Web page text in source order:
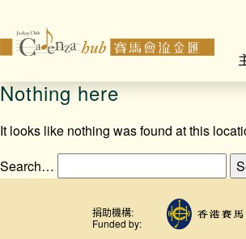
Nothing here
It looks like nothing was found at this
Search…
捐助機構:
Funded by: